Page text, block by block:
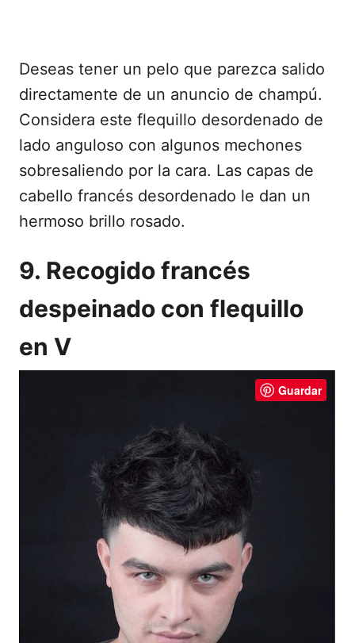
Deseas tener un pelo que parezca salido
directamente de un anuncio de champú.
Considera este flequillo desordenado de
lado anguloso con algunos mechones
sobresaliendo por la cara. Las capas de
cabello francés desordenado le dan un
hermoso brillo rosado.
9. Recogido francés
despeinado con flequillo
en V
Guardar